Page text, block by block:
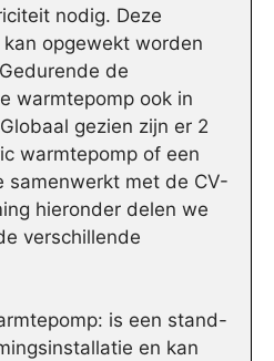
nodig. Deze
opgewekt worden
de
warmtepomp ook in
gezien zijn er 2
warmtepomp of een
samenwerkt met de CV-
hieronder delen we
verschillende
is een stand-
en kan